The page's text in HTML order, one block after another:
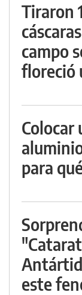
Tiraron
campo
floreció
Colocar
para
este